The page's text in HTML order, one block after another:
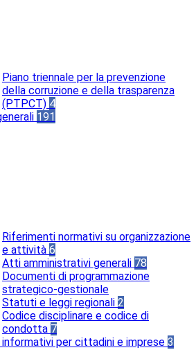
Piano triennale per la prevenzione
della corruzione e della trasparenza
(PTPCT) 4
191
Riferimenti normativi su organizzazione
e attività 6
Atti amministrativi generali 78
Documenti di programmazione
strategico-gestionale
Statuti e leggi regionali 2
Codice disciplinare e codice di
condotta 7
informativi per cittadini e imprese 3